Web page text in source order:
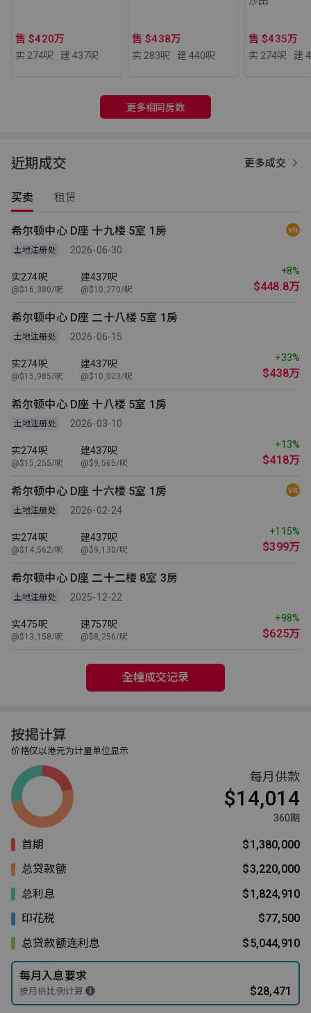
售 $420万
实 274呎 建 437呎
售 $438万
实 283呎 建 440呎
售 $435万
实 274呎 建
更多相同房数
近期成交 更多成交
买卖 租赁
希尔顿中心 D座 十九楼 5室 1房
土地注册处 2026-06-30
实274呎
@$16,380/呎
建437呎
@$10,270/呎
+8%
$448.8万
希尔顿中心 D座 二十八楼 5室 1房
土地注册处 2026-06-15
实274呎
@$15,985/呎
建437呎
@$10,023/呎
+33%
$438万
希尔顿中心 D座 十八楼 5室 1房
土地注册处 2026-03-10
实274呎
@$15,255/呎
建437呎
@$9,565/呎
+13%
$418万
希尔顿中心 D座 十六楼 5室 1房
土地注册处 2026-02-24
实274呎
@$14,562/呎
建437呎
@$9,130/呎
+115%
$399万
希尔顿中心 D座 二十二楼 8室 3房
土地注册处 2025-12-22
实475呎
@$13,158/呎
建757呎
@$8,256/呎
+98%
$625万
全幢成交记录
按揭计算
价格仅以港元为计量单位显示
每月供款
$14,014
360期
首期
$1,380,000
总贷款额
$3,220,000
总利息
$1,824,910
印花税
$77,500
总贷款额连利息
$5,044,910
每月入息要求
按月供比例计算 $28,471